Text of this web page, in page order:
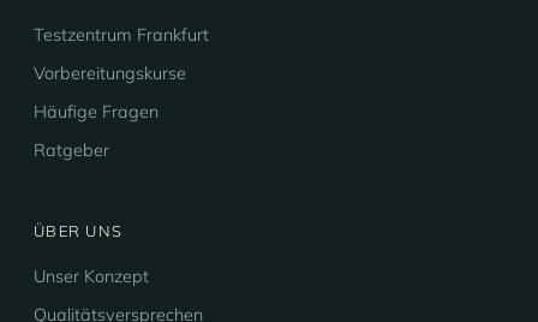
Testzentrum Frankfurt
Vorbereitungskurse
Häufige Fragen
Ratgeber
ÜBER UNS
Unser Konzept
Qualitätsversprechen